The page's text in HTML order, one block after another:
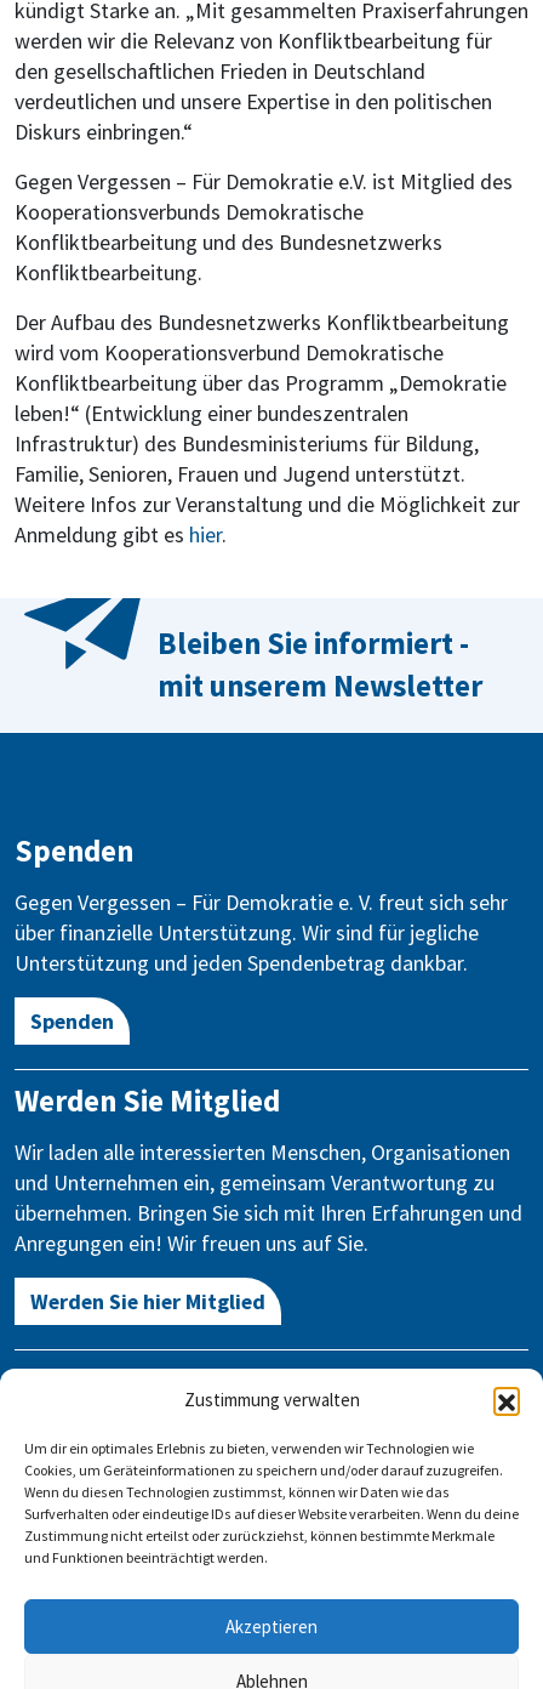
Zustimmung verwalten
Um dir ein optimales Erlebnis zu bieten, verwenden wir Technologien wie
Cookies, um Geräteinformationen zu speichern und/oder darauf zuzugreifen.
Wenn du diesen Technologien zustimmst, können wir Daten wie das
Surfverhalten oder eindeutige IDs auf dieser Website verarbeiten. Wenn du deine
Zustimmung nicht erteilst oder zurückziehst, können bestimmte Merkmale
und Funktionen beeinträchtigt werden.
Akzeptieren
Ablehnen
kündigt Starke an. „Mit gesammelten Praxiserfahrungen
werden wir die Relevanz von Konfliktbearbeitung für
den gesellschaftlichen Frieden in Deutschland
verdeutlichen und unsere Expertise in den politischen
Diskurs einbringen.“
Gegen Vergessen – Für Demokratie e.V. ist Mitglied des
Kooperationsverbunds Demokratische
Konfliktbearbeitung und des Bundesnetzwerks
Konfliktbearbeitung.
Der Aufbau des Bundesnetzwerks Konfliktbearbeitung
wird vom Kooperationsverbund Demokratische
Konfliktbearbeitung über das Programm „Demokratie
leben!“ (Entwicklung einer bundeszentralen
Infrastruktur) des Bundesministeriums für Bildung,
Familie, Senioren, Frauen und Jugend unterstützt.
Weitere Infos zur Veranstaltung und die Möglichkeit zur
Anmeldung gibt es hier.
Bleiben Sie informiert -
mit unserem Newsletter
Spenden
Gegen Vergessen – Für Demokratie e. V. freut sich sehr
über finanzielle Unterstützung. Wir sind für jegliche
Unterstützung und jeden Spendenbetrag dankbar.
Spenden
Werden Sie Mitglied
Wir laden alle interessierten Menschen, Organisationen
und Unternehmen ein, gemeinsam Verantwortung zu
übernehmen. Bringen Sie sich mit Ihren Erfahrungen und
Anregungen ein! Wir freuen uns auf Sie.
Werden Sie hier Mitglied
Kontakt
Stauffenbergstraße 13-14
10785 Berlin
info@gegen-vergessen.de
Kontakt